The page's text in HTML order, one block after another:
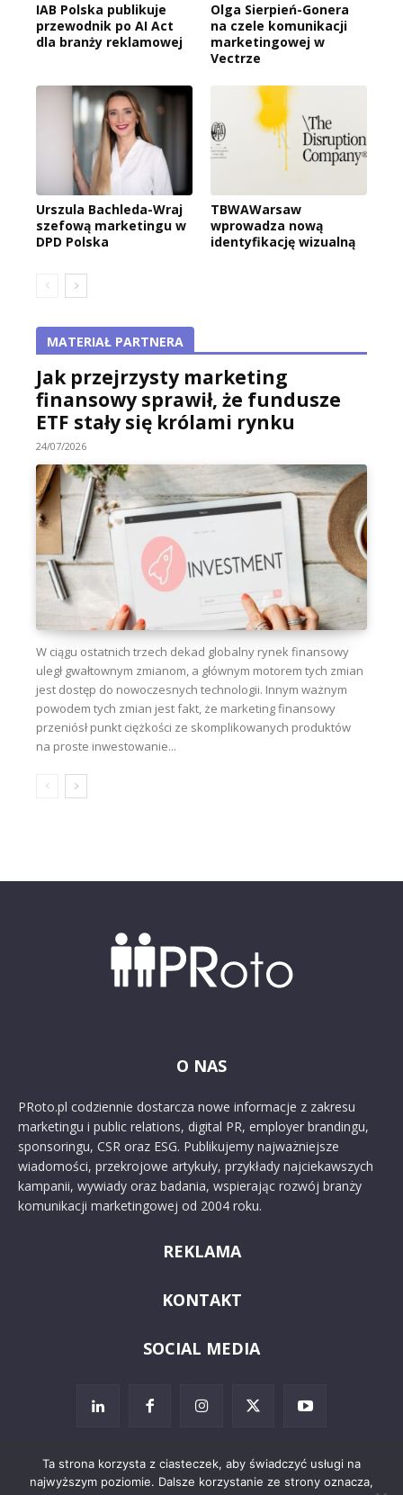
IAB Polska publikuje
przewodnik po AI Act
dla branży reklamowej
Olga Sierpień-Gonera
na czele komunikacji
marketingowej w
Vectrze
Urszula Bachleda-Wraj
szefową marketingu w
DPD Polska
TBWAWarsaw
wprowadza nową
identyfikację wizualną
MATERIAŁ PARTNERA
Jak przejrzysty marketing
finansowy sprawił, że fundusze
ETF stały się królami rynku
24/07/2026
W ciągu ostatnich trzech dekad globalny rynek finansowy
uległ gwałtownym zmianom, a głównym motorem tych zmian
jest dostęp do nowoczesnych technologii. Innym ważnym
powodem tych zmian jest fakt, że marketing finansowy
przeniósł punkt ciężkości ze skomplikowanych produktów
na proste inwestowanie...
O NAS
PRoto.pl codziennie dostarcza nowe informacje z zakresu
marketingu i public relations, digital PR, employer brandingu,
sponsoringu, CSR oraz ESG. Publikujemy najważniejsze
wiadomości, przekrojowe artykuły, przykłady najciekawszych
kampanii, wywiady oraz badania, wspierając rozwój branży
komunikacji marketingowej od 2004 roku.
REKLAMA
KONTAKT
SOCIAL MEDIA
Ta strona korzysta z ciasteczek, aby świadczyć usługi na
najwyższym poziomie. Dalsze korzystanie ze strony oznacza,